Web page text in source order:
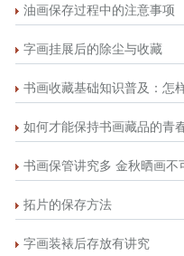
油画保存过程中的注意事项
字画挂展后的除尘与收藏
书画收藏基础知识普及：怎
如何才能保持书画藏品的青
书画保管讲究多 金秋晒画不
拓片的保存方法
字画装裱后存放有讲究